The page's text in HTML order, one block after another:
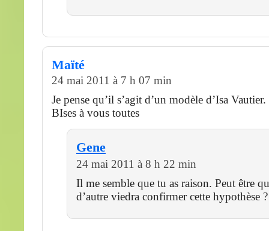
Maïté
24 mai 2011 à 7 h 07 min
Je pense qu’il s’agit d’un modèle d’Isa Vautier.
BIses à vous toutes
Gene
24 mai 2011 à 8 h 22 min
Il me semble que tu as raison. Peut être
d’autre viedra confirmer cette hypothèse ?